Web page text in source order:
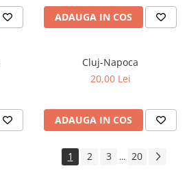
ADAUGA IN COS
Cluj-Napoca
20,00 Lei
ADAUGA IN COS
1 2 3 ... 20